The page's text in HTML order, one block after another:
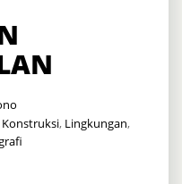
Konstruksi, Lingkungan,